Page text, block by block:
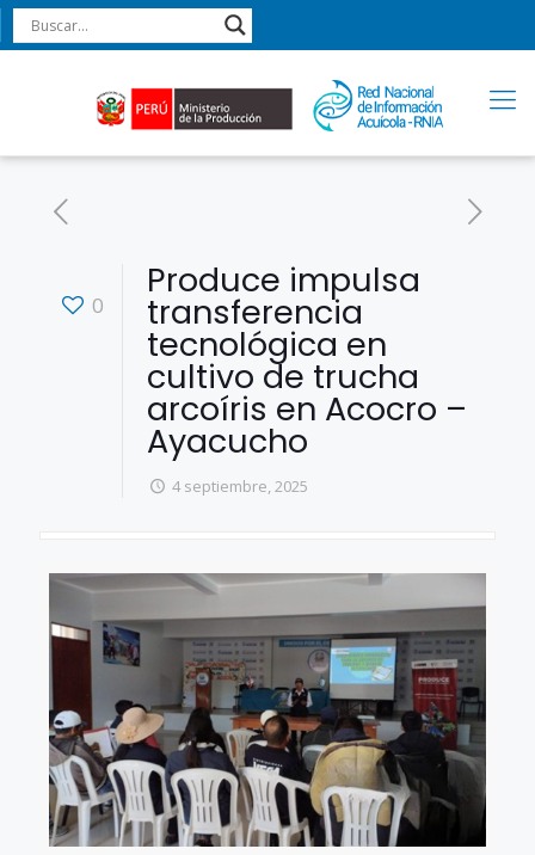
0
Produce impulsa
transferencia
tecnológica en
cultivo de trucha
arcoíris en Acocro –
Ayacucho
4 septiembre, 2025